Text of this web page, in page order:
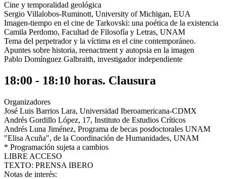
Cine y temporalidad geológica
Sergio Villalobos-Ruminott, University of Michigan, EUA
Imagen-tiempo en el cine de Tarkovski: una poética de la existencia
Camila Perdomo, Facultad de Filosofía y Letras, UNAM
Tema del perpetrador y la víctima en el cine contemporáneo.
Apuntes sobre historia, reenactment y autopsia en la imagen
Pablo Domínguez Galbraith, investigador independiente
18:00 - 18:10 horas. Clausura
Organizadores
José Luis Barrios Lara, Universidad Iberoamericana-CDMX
Andrés Gordillo López, 17, Instituto de Estudios Críticos
Andrés Luna Jiménez, Programa de becas posdoctorales UNAM
"Elisa Acuña", de la Coordinación de Humanidades, UNAM
* Programación sujeta a cambios
LIBRE ACCESO
TEXTO: PRENSA IBERO
Notas de interés: